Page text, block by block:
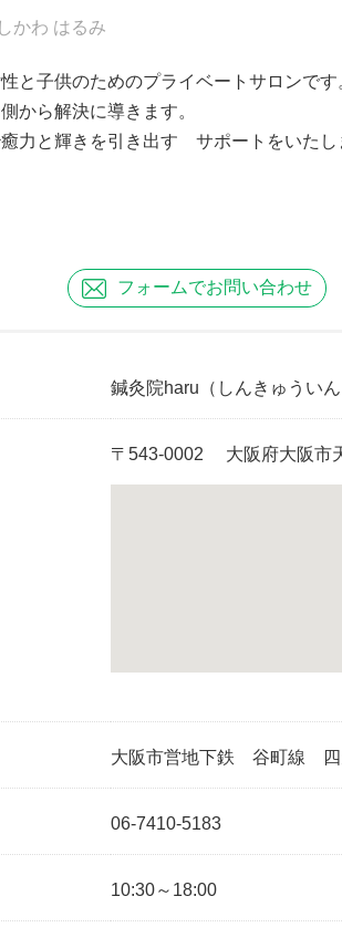
かわ はるみ
と子供のためのプライベートサロンです
から解決に導きます。
力と輝きを引き出す サポートをいたし
フォームでお問い合わせ
鍼灸院haru （しんきゅうい
〒543-0002 大阪府大阪市
大阪市営地下鉄 谷町線 四
06-7410-5183
10:30～18:00